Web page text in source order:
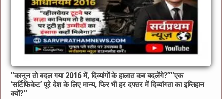
​”कानून तो बदल गया 2016 में, दिव्यांगों के हालात कब बदलेंगे?”​”एक
‘सर्टिफिकेट’ पूरे देश के लिए मान्य, फिर भी हर दफ्तर में दिव्यांगता का इम्तिहान
क्यों?”